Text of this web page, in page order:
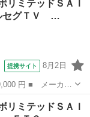
ンチシート イン
リミテッドＳＡＩ
セグＴＶ …
提携サイト 8月2日
ド名： Ｇターボ
Ｖ パノラミック
リミテッドＳＡＩ